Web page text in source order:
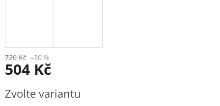
720 Kč –30 %
504 Kč
cena:
Zvolte variantu